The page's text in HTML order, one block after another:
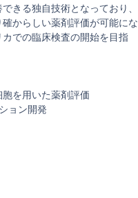
きる独自技術となっており、
からしい薬剤評価が可能にな
での臨床検査の開始を目指
を用いた薬剤評価
ョン開発